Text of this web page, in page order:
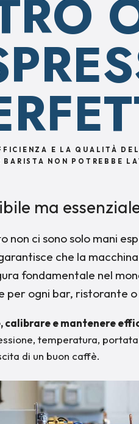
E LA QUALITÀ
NON POTREBBE
ma
ci sono solo mani
che la
fondamentale nel
per ogni bar, ristorante
calibrare e mantenere
temperatura,
di un buon caffè.